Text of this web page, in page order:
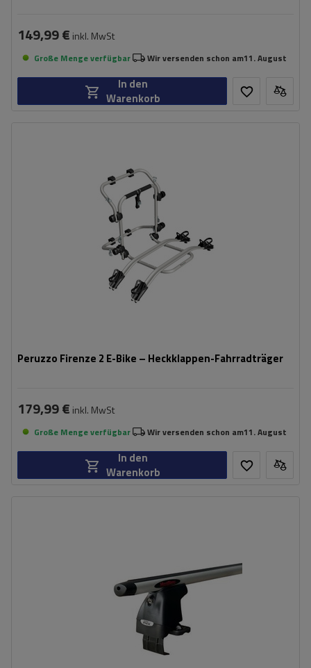
149,99 € inkl. MwSt
Große Menge verfügbar Wir versenden schon am11. August
In den
Warenkorb
Peruzzo Firenze 2 E-Bike – Heckklappen-Fahrradträger
45 kg
kompatibel mit Elektrofahrrädern
Aluminiumkonstruktion
179,99 € inkl. MwSt
Große Menge verfügbar Wir versenden schon am11. August
In den
Warenkorb